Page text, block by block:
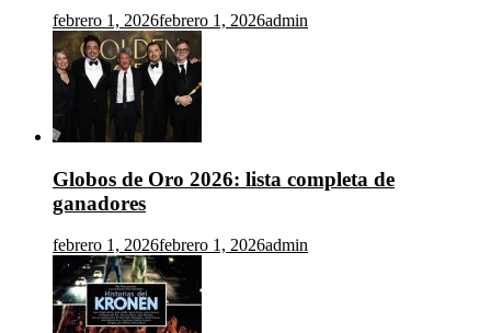
febrero 1, 2026febrero 1, 2026admin
Globos de Oro 2026: lista completa de
ganadores
febrero 1, 2026febrero 1, 2026admin